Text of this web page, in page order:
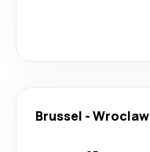
Brussel -Wroclaw